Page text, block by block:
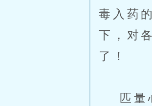
毒入药
下，对
了！
匹量